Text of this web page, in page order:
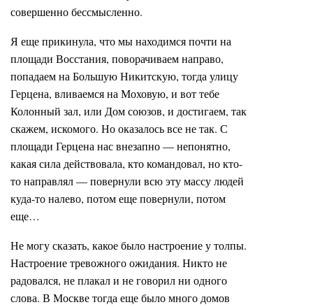
совершенно бессмысленно.
Я еще прикинула, что мы находимся почти на
площади Восстания, поворачиваем направо,
попадаем на Большую Никитскую, тогда улицу
Герцена, вливаемся на Моховую, и вот тебе
Колонный зал, или Дом союзов, и достигаем, так
скажем, искомого. Но оказалось все не так. С
площади Герцена нас внезапно — непонятно,
какая сила действовала, кто командовал, но кто-
то направлял — повернули всю эту массу людей
куда-то налево, потом еще повернули, потом
еще…
Не могу сказать, какое было настроение у толпы.
Настроение тревожного ожидания. Никто не
радовался, не плакал и не говорил ни одного
слова. В Москве тогда еще было много домов